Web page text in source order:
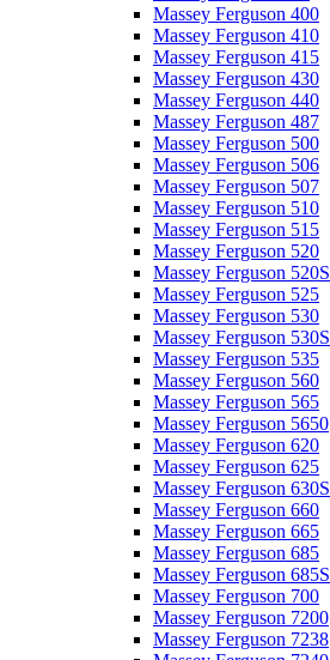
Massey Ferguson 400
Massey Ferguson 410
Massey Ferguson 415
Massey Ferguson 430
Massey Ferguson 440
Massey Ferguson 487
Massey Ferguson 500
Massey Ferguson 506
Massey Ferguson 507
Massey Ferguson 510
Massey Ferguson 515
Massey Ferguson 520
Massey Ferguson 520S
Massey Ferguson 525
Massey Ferguson 530
Massey Ferguson 530S
Massey Ferguson 535
Massey Ferguson 560
Massey Ferguson 565
Massey Ferguson 5650
Massey Ferguson 620
Massey Ferguson 625
Massey Ferguson 630S
Massey Ferguson 660
Massey Ferguson 665
Massey Ferguson 685
Massey Ferguson 685S
Massey Ferguson 700
Massey Ferguson 7200
Massey Ferguson 7238